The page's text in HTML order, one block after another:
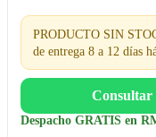
PRODUCTO SIN
de entrega 8 a 12 días
Despacho GRATIS en